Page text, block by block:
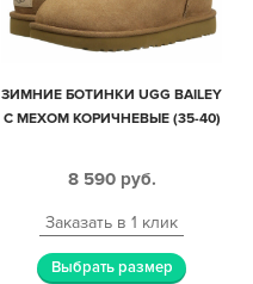
ЗИМНИЕ БОТИНКИ UGG BAILEY
С МЕХОМ КОРИЧНЕВЫЕ (35-40)
8 590 руб.
Заказать в 1 клик
Выбрать размер